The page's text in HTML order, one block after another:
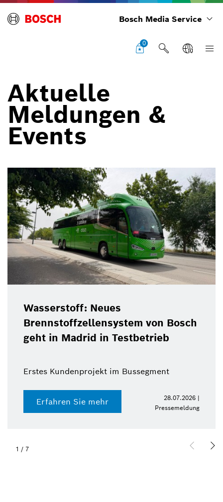
Bosch Media Service
0
Aktuelle
Meldungen &
Events
Wasserstoff: Neues
Brennstoffzellensystem von Bosch
geht in Madrid in Testbetrieb
Erstes Kundenprojekt im Bussegment
Erfahren Sie mehr
28.07.2026 |
Pressemeldung
1 / 7